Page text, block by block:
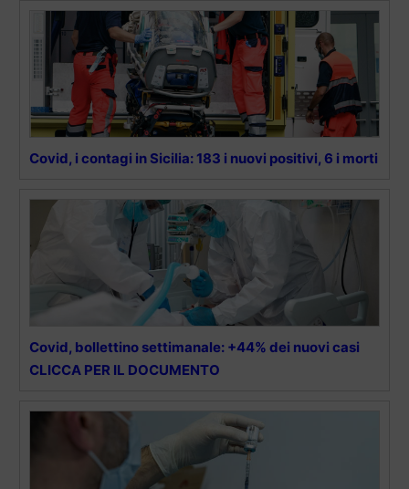
Covid, i contagi in Sicilia: 183 i nuovi positivi, 6 i morti
Covid, bollettino settimanale: +44% dei nuovi casi
CLICCA PER IL DOCUMENTO